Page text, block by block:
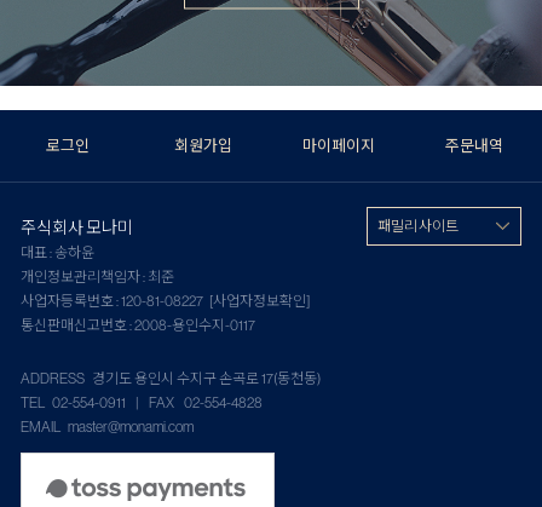
로그인 회원가입 마이페이지 주문내역
주식회사 모나미
대표 : 송하윤
개인정보관리책임자 : 최준
사업자등록번호 : 120-81-08227 [사업자정보확인]
통신판매신고번호 : 2008-용인수지-0117
ADDRESS 경기도 용인시 수지구 손곡로 17(동천동)
TEL 02-554-0911 | FAX 02-554-4828
EMAIL master@monami.com
패밀리 사이트